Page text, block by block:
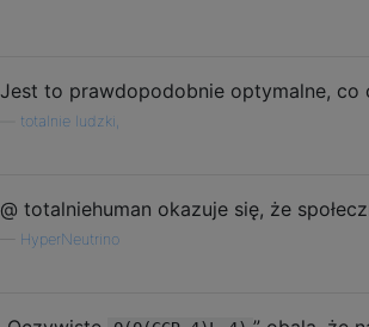
Jest to prawdopodobnie optymalne, co
totalnie ludzki,
@ totalniehuman okazuje się, że
HyperNeutrino